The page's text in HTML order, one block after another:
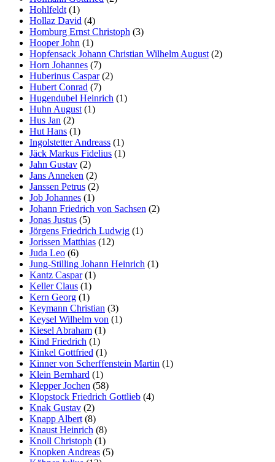
Hohlfeldt (1)
Hollaz David (4)
Homburg Ernst Christoph (3)
Hooper John (1)
Hopfensack Johann Christian Wilhelm August (2)
Horn Johannes (7)
Huberinus Caspar(2)
Hubert Conrad (7)
Hugendubel Heinrich (1)
Huhn August (1)
Hus Jan (2)
Hut Hans (1)
Ingolstetter Andreass (1)
Jäck Markus Fidelius (1)
Jahn Gustav (2)
Jans Anneken (2)
Janssen Petrus (2)
Job Johannes (1)
Johann Friedrich von Sachsen (2)
Jonas Justus (5)
Jörgens Friedrich Ludwig (1)
Jorissen Matthias (12)
Juda Leo (6)
Jung-Stilling Johann Heinrich (1)
Kantz Caspar(1)
Keller Claus (1)
Kern Georg (1)
Keymann Christian (3)
Keysel Wilhelm von (1)
Kiesel Abraham (1)
Kind Friedrich (1)
Kinkel Gottfried (1)
Kinner von Scherffenstein Martin (1)
Klein Bernhard (1)
Klepper Jochen (58)
Klopstock Friedrich Gottlieb (4)
Knak Gustav (2)
Knapp Albert (8)
Knaust Heinrich (8)
Knoll Christoph (1)
Knopken Andreas (5)